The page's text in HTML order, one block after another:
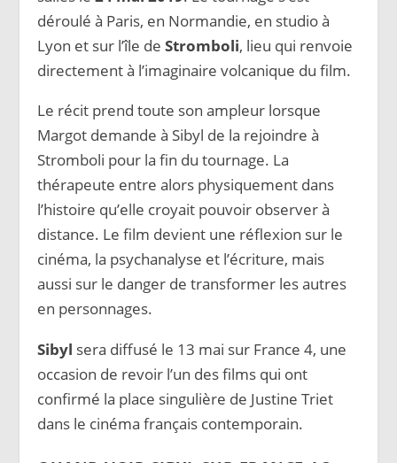
déroulé à Paris, en Normandie, en studio à
Lyon et sur l’île deStromboli, lieu qui renvoie
directement à l’imaginaire volcanique du film.
Le récit prend toute son ampleur lorsque
Margot demande à Sibyl de la rejoindre à
Stromboli pour la fin du tournage. La
thérapeute entre alors physiquement dans
l’histoire qu’elle croyait pouvoir observer à
distance. Le film devient une réflexion sur le
cinéma, la psychanalyse et l’écriture, mais
aussi sur le danger de transformer les autres
en personnages.
Sibyl sera diffusé le 13 mai sur France 4, une
occasion de revoir l’un des films qui ont
confirmé la place singulière de Justine Triet
dans le cinéma français contemporain.